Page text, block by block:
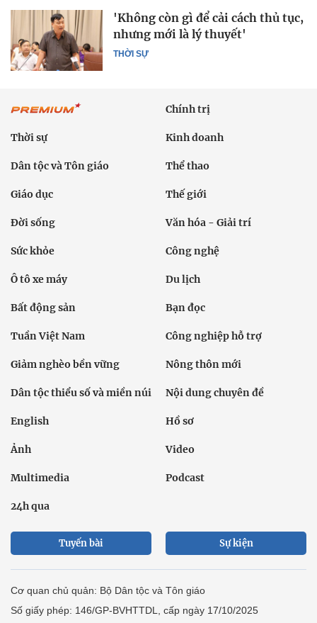
THỜI SỰ
'Không còn gì để cải cách thủ tục,
nhưng mới là lý thuyết'
Chính trị
Thời sự Kinh doanh
Dân tộc và Tôn giáo Thể thao
Giáo dục Thế giới
Đời sống Văn hóa - Giải trí
Sức khỏe Công nghệ
Ô tô xe máy Du lịch
Bất động sản Bạn đọc
Tuần Việt Nam Công nghiệp hỗ trợ
Giảm nghèo bền vững Nông thôn mới
Dân tộc thiểu số và miền núi Nội dung chuyên đề
English Hồ sơ
Ảnh Video
Multimedia Podcast
24h qua
Tuyến bài Sự kiện
Cơ quan chủ quản: Bộ Dân tộc và Tôn giáo
Số giấy phép: 146/GP-BVHTTDL, cấp ngày 17/10/2025